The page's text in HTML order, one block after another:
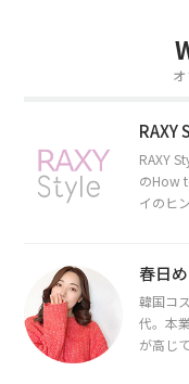
RAXY
RAXY
のHow
イのヒ
春日
韓国コ
代。本
が高じ